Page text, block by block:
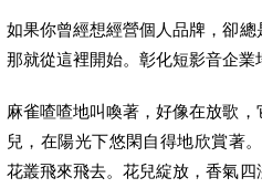
如果你曾經想經營個人品牌，卻總
那就從這裡開始。彰化短影音企
麻雀喳喳地叫喚著，好像在放歌
兒，在陽光下悠閑自得地欣賞著
花叢飛來飛去。花兒綻放，香氣